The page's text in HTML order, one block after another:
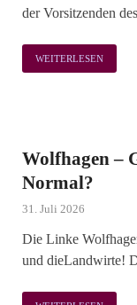
der Vorsitzenden
WEITERLESEN
Wolfhagen –
Normal?
31. Juli 2026
Die Linke
und dieLandwirte!